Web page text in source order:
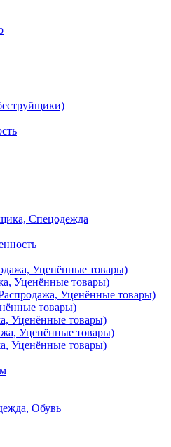
Спецодежда
Уценённые товары)
Уценённые товары)
Уценённые товары)
товары)
Уценённые товары)
Уценённые товары)
Уценённые товары)
Обувь